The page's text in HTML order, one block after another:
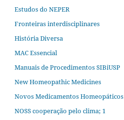
Estudos do NEPER
Fronteiras interdisciplinares
História Diversa
MAC Essencial
Manuais de Procedimentos SIBiUSP
New Homeopathic Medicines
Novos Medicamentos Homeopáticos
NOSS cooperação pelo clima; 1